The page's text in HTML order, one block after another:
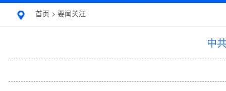
首页 > 要闻关注
中